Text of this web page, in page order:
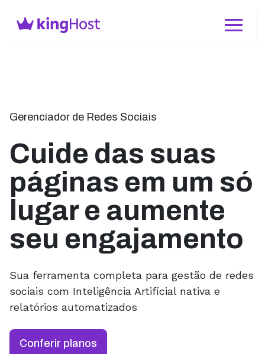
Gerenciador de Redes Sociais
Cuide das suas
páginas em um só
lugar e aumente
seu engajamento
Sua ferramenta completa para gestão de redes
sociais com Inteligência Artificial nativa e
relatórios automatizados
Conferir planos